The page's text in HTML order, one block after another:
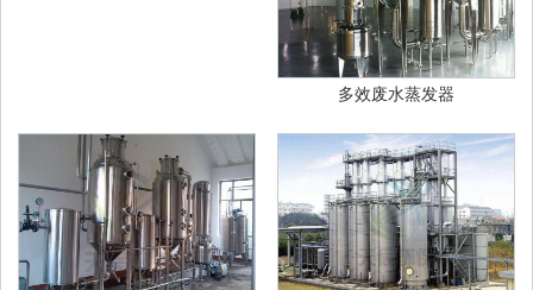
多效废水蒸发器